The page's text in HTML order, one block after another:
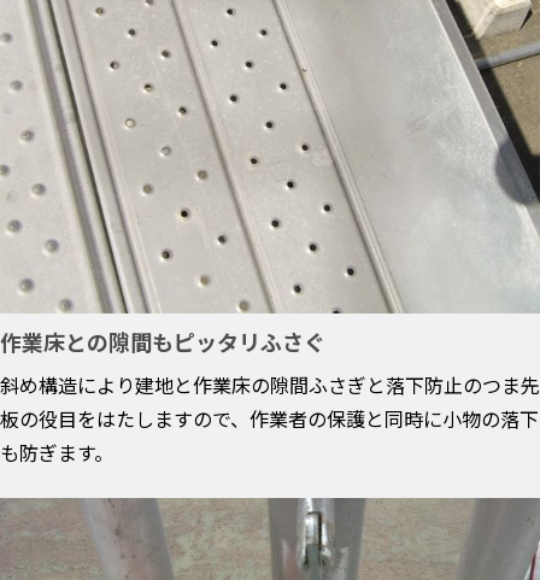
作業床との隙間もピッタリふさぐ
斜め構造により建地と作業床の隙間ふさぎと落下防止のつま先
板の役目をはたしますので、作業者の保護と同時に小物の落下
も防ぎます。